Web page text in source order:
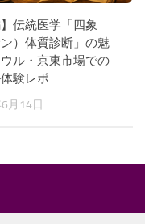
】伝統医学「四象
ン）体質診断」の魅
ル・京東市場での
験レポ
月14日